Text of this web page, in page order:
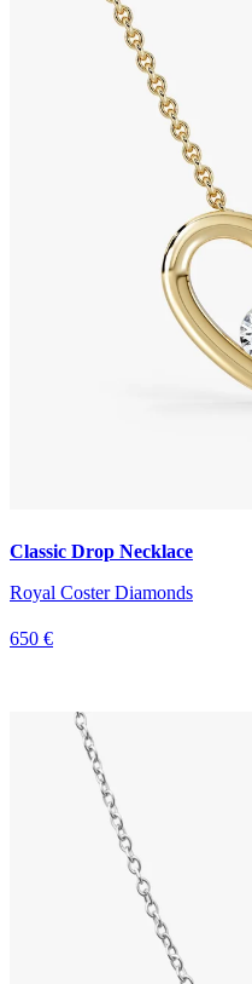
Classic Drop Necklace
Royal Coster Diamonds
650 €